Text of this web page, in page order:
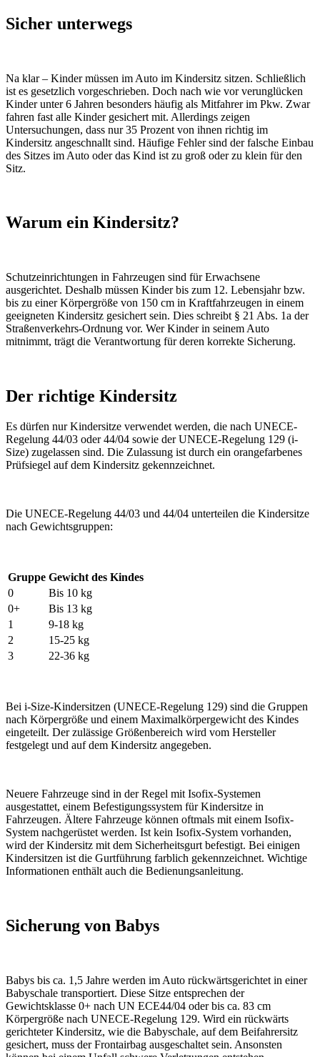
Sicher unterwegs
Na klar – Kinder müssen im Auto im Kindersitz sitzen. Schließlich
ist es gesetzlich vorgeschrieben. Doch nach wie vor verunglücken
Kinder unter 6 Jahren besonders häufig als Mitfahrer im Pkw. Zwar
fahren fast alle Kinder gesichert mit. Allerdings zeigen
Untersuchungen, dass nur 35 Prozent von ihnen richtig im
Kindersitz angeschnallt sind. Häufige Fehler sind der falsche Einbau
des Sitzes im Auto oder das Kind ist zu groß oder zu klein für den
Sitz.
Warum ein Kindersitz?
Schutzeinrichtungen in Fahrzeugen sind für Erwachsene
ausgerichtet. Deshalb müssen Kinder bis zum 12. Lebensjahr bzw.
bis zu einer Körpergröße von 150 cm in Kraftfahrzeugen in einem
geeigneten Kindersitz gesichert sein. Dies schreibt § 21 Abs. 1a der
Straßenverkehrs-Ordnung vor. Wer Kinder in seinem Auto
mitnimmt, trägt die Verantwortung für deren korrekte Sicherung.
Der richtige Kindersitz
Es dürfen nur Kindersitze verwendet werden, die nach UNECE-
Regelung 44/03 oder 44/04 sowie der UNECE-Regelung 129 (i-
Size) zugelassen sind. Die Zulassung ist durch ein orangefarbenes
Prüfsiegel auf dem Kindersitz gekennzeichnet.
Die UNECE-Regelung 44/03 und 44/04 unterteilen die Kindersitze
nach Gewichtsgruppen:
Gruppe Gewicht des Kindes
0
Bis 10 kg
0+
Bis 13 kg
1
9-18 kg
2
15-25 kg
3
22-36 kg
Bei i-Size-Kindersitzen (UNECE-Regelung 129) sind die Gruppen
nach Körpergröße und einem Maximalkörpergewicht des Kindes
eingeteilt. Der zulässige Größenbereich wird vom Hersteller
festgelegt und auf dem Kindersitz angegeben.
Neuere Fahrzeuge sind in der Regel mit Isofix-Systemen
ausgestattet, einem Befestigungssystem für Kindersitze in
Fahrzeugen. Ältere Fahrzeuge können oftmals mit einem Isofix-
System nachgerüstet werden. Ist kein Isofix-System vorhanden,
wird der Kindersitz mit dem Sicherheitsgurt befestigt. Bei einigen
Kindersitzen ist die Gurtführung farblich gekennzeichnet. Wichtige
Informationen enthält auch die Bedienungsanleitung.
Sicherung von Babys
Babys bis ca. 1,5 Jahre werden im Auto rückwärtsgerichtet in einer
Babyschale transportiert. Diese Sitze entsprechen der
Gewichtsklasse 0+ nach UN ECE44/04 oder bis ca. 83 cm
Körpergröße nach UNECE-Regelung 129. Wird ein rückwärts
gerichteter Kindersitz, wie die Babyschale, auf dem Beifahrersitz
gesichert, muss der Frontairbag ausgeschaltet sein. Ansonsten